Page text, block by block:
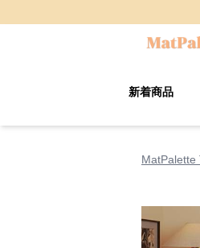
新着商品
MatPalette